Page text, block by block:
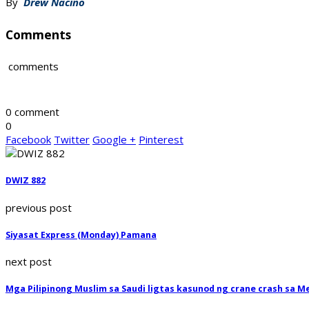
Comments
comments
0 comment
0
Facebook Twitter Google + Pinterest
DWIZ 882
previous post
Siyasat Express (Monday) Pamana
next post
Mga Pilipinong Muslim sa Saudi ligtas kasunod ng crane crash sa